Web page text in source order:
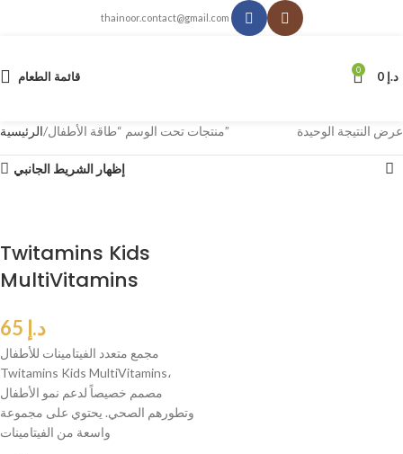
thainoor.contact@gmail.com
قائمة الطعام 0 د.إ
الرئيسية منتجات تحت الوسم “طاقة الأطفال” عرض النتيجة الوحيدة
إظهار الشريط الجانبي
Twitamins Kids
MultiVitamins
د.إ
مجمع متعدد الفيتامينات للأطفال
Twitamins Kids MultiVitamins،
مصمم خصيصاً لدعم نمو الأطفال
وتطورهم الصحي. يحتوي على مجموعة
واسعة من الفيتامينات